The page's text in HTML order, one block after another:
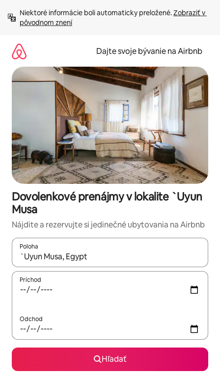
obsah.
Niektoré informácie boli automaticky preložené. Zobraziť v
pôvodnom znení
Dajte svoje bývanie na Airbnb
Dovolenkové prenájmy v lokalite `Uyun
Musa
Nájdite a rezervujte si jedinečné ubytovania na Airbnb
Poloha
Keď budú výsledky k dispozícii, môžete si ich prechádzať
Príchod
Odchod
Hľadať